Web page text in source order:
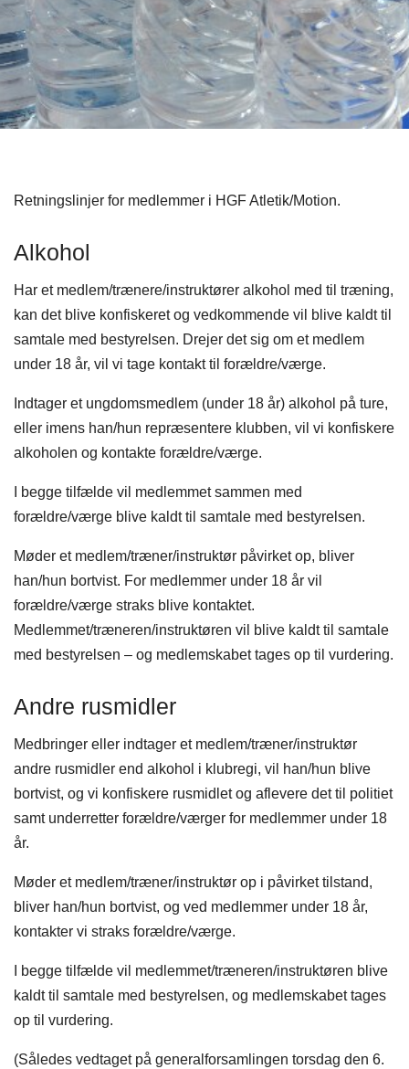
Retningslinjer for medlemmer i HGF Atletik/Motion.
Alkohol
Har et medlem/trænere/instruktører alkohol med til træning,
kan det blive konfiskeret og vedkommende vil blive kaldt til
samtale med bestyrelsen. Drejer det sig om et medlem
under 18 år, vil vi tage kontakt til forældre/værge.
Indtager et ungdomsmedlem (under 18 år) alkohol på ture,
eller imens han/hun repræsentere klubben, vil vi konfiskere
alkoholen og kontakte forældre/værge.
I begge tilfælde vil medlemmet sammen med
forældre/værge blive kaldt til samtale med bestyrelsen.
Møder et medlem/træner/instruktør påvirket op, bliver
han/hun bortvist. For medlemmer under 18 år vil
forældre/værge straks blive kontaktet.
Medlemmet/træneren/instruktøren vil blive kaldt til samtale
med bestyrelsen – og medlemskabet tages op til vurdering.
Andre rusmidler
Medbringer eller indtager et medlem/træner/instruktør
andre rusmidler end alkohol i klubregi, vil han/hun blive
bortvist, og vi konfiskere rusmidlet og aflevere det til politiet
samt underretter forældre/værger for medlemmer under 18
år.
Møder et medlem/træner/instruktør op i påvirket tilstand,
bliver han/hun bortvist, og ved medlemmer under 18 år,
kontakter vi straks forældre/værge.
I begge tilfælde vil medlemmet/træneren/instruktøren blive
kaldt til samtale med bestyrelsen, og medlemskabet tages
op til vurdering.
(Således vedtaget på generalforsamlingen torsdag den 6.